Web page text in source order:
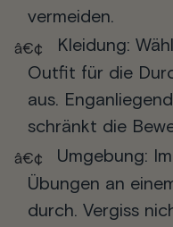
vermeiden.
Kleidung:
Outfit für die
aus.
schränkt die
Umgebung:
Übungen an
durch. Vergiss